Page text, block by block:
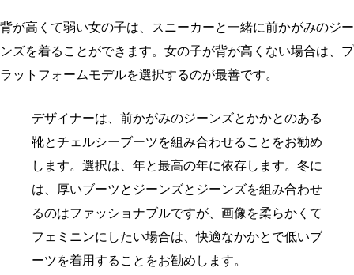
背が高くて弱い女の子は、スニーカーと一緒に前かがみのジー
ンズを着ることができます。女の子が背が高くない場合は、プ
ラットフォームモデルを選択するのが最善です。
デザイナーは、前かがみのジーンズとかかとのある
靴とチェルシーブーツを組み合わせることをお勧め
します。選択は、年と最高の年に依存します。冬に
は、厚いブーツとジーンズとジーンズを組み合わせ
るのはファッショナブルですが、画像を柔らかくて
フェミニンにしたい場合は、快適なかかとで低いブ
ーツを着用することをお勧めします。